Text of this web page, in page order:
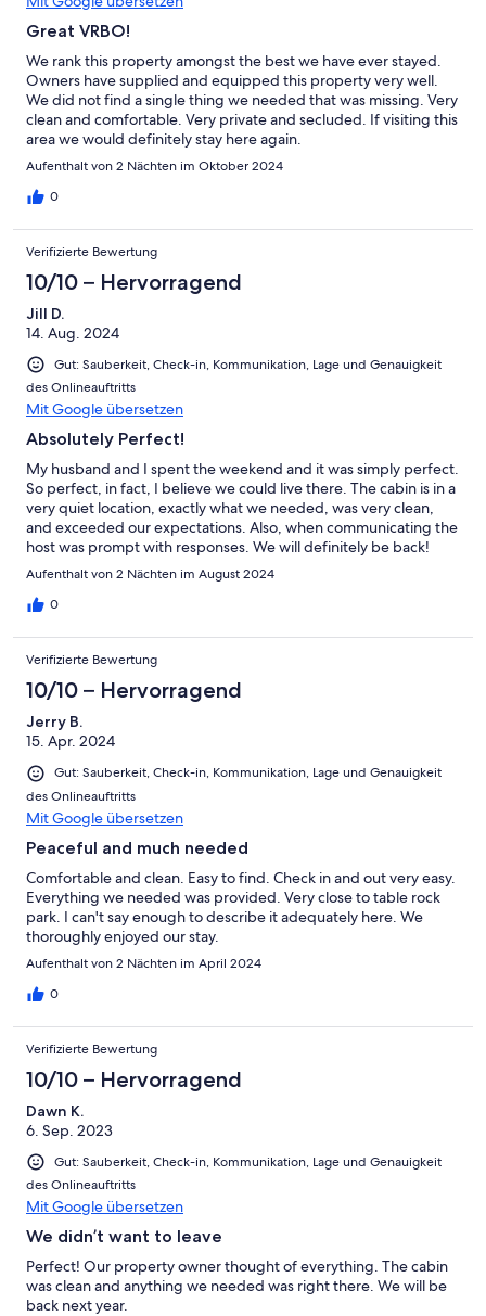
Great VRBO!
We rank this property amongst the best we have ever stayed.
Owners have supplied and equipped this property very well.
We did not find a single thing we needed that was missing. Very
clean and comfortable. Very private and secluded. If visiting this
area we would definitely stay here again.
Aufenthalt von 2 Nächten im Oktober 2024
0
Verifizierte Bewertung
10/10 – Hervorragend
Jill D.
14. Aug. 2024
Gut: Sauberkeit, Check-in, Kommunikation, Lage und Genauigkeit
des Onlineauftritts
Mit Google übersetzen
Absolutely Perfect!
My husband and I spent the weekend and it was simply perfect.
So perfect, in fact, I believe we could live there. The cabin is in a
very quiet location, exactly what we needed, was very clean,
and exceeded our expectations. Also, when communicating the
host was prompt with responses. We will definitely be back!
Thanks for a great stay!
Aufenthalt von 2 Nächten im August 2024
0
Verifizierte Bewertung
10/10 – Hervorragend
Jerry B.
15. Apr. 2024
Gut: Sauberkeit, Check-in, Kommunikation, Lage und Genauigkeit
des Onlineauftritts
Mit Google übersetzen
Peaceful and much needed
Comfortable and clean. Easy to find. Check in and out very easy.
Everything we needed was provided. Very close to table rock
park. I can't say enough to describe it adequately here. We
thoroughly enjoyed our stay.
Aufenthalt von 2 Nächten im April 2024
0
Verifizierte Bewertung
10/10 – Hervorragend
Dawn K.
6. Sep. 2023
Gut: Sauberkeit, Check-in, Kommunikation, Lage und Genauigkeit
des Onlineauftritts
Mit Google übersetzen
We didn’t want to leave
Perfect! Our property owner thought of everything. The cabin
was clean and anything we needed was right there. We will be
back next year.